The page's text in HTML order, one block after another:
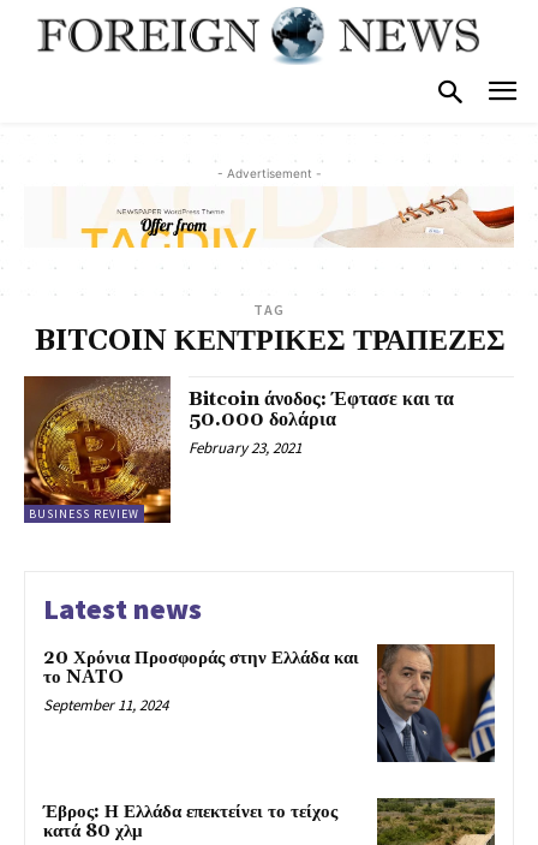
- Advertisement -
TAG
BITCOIN ΚΕΝΤΡΙΚΕΣ ΤΡΑΠΕΖΕΣ
BUSINESS REVIEW
Bitcoin άνοδος: Έφτασε και τα
50.000 δολάρια
February 23, 2021
Latest news
20 Χρόνια Προσφοράς στην Ελλάδα και
το NATO
September 11, 2024
Έβρος: Η Ελλάδα επεκτείνει το τείχος
κατά 80 χλμ